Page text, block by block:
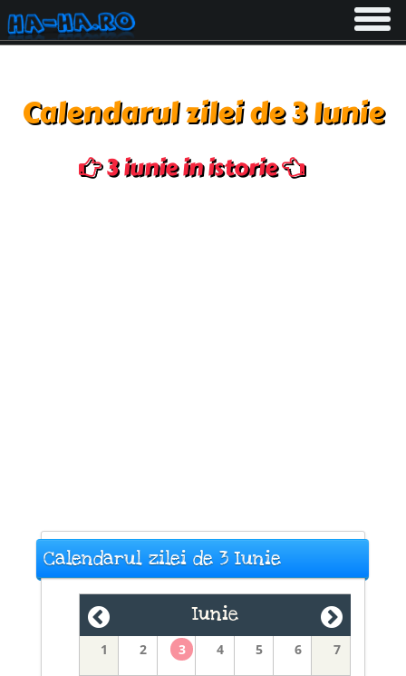
Toggle
Calendarul zilei de 3 Iunie
3 iunie in istorie
Calendarul zilei de 3 Iunie
Iunie
1 2 3 4 5 6 7